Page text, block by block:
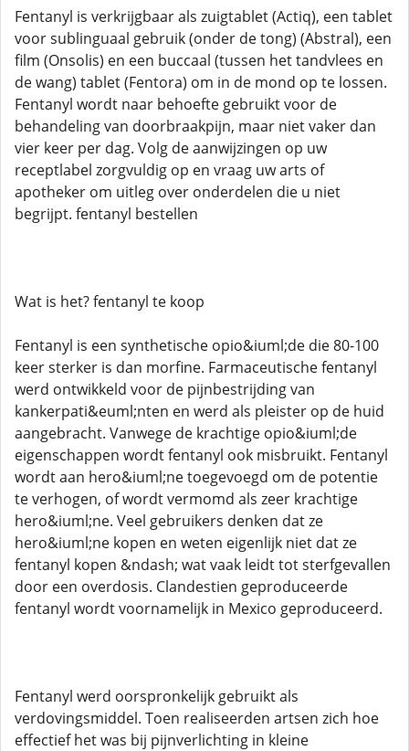
Fentanyl is verkrijgbaar als zuigtablet (Actiq), een tablet
voor sublinguaal gebruik (onder de tong) (Abstral), een
film (Onsolis) en een buccaal (tussen het tandvlees en
de wang) tablet (Fentora) om in de mond op te lossen.
Fentanyl wordt naar behoefte gebruikt voor de
behandeling van doorbraakpijn, maar niet vaker dan
vier keer per dag. Volg de aanwijzingen op uw
receptlabel zorgvuldig op en vraag uw arts of
apotheker om uitleg over onderdelen die u niet
begrijpt. fentanyl bestellen
Wat is het? fentanyl te koop
Fentanyl is een synthetische opio&iuml;de die 80-100
keer sterker is dan morfine. Farmaceutische fentanyl
werd ontwikkeld voor de pijnbestrijding van
kankerpati&euml;nten en werd als pleister op de huid
aangebracht. Vanwege de krachtige opio&iuml;de
eigenschappen wordt fentanyl ook misbruikt. Fentanyl
wordt aan hero&iuml;ne toegevoegd om de potentie
te verhogen, of wordt vermomd als zeer krachtige
hero&iuml;ne. Veel gebruikers denken dat ze
hero&iuml;ne kopen en weten eigenlijk niet dat ze
fentanyl kopen &ndash; wat vaak leidt tot sterfgevallen
door een overdosis. Clandestien geproduceerde
fentanyl wordt voornamelijk in Mexico geproduceerd.
Fentanyl werd oorspronkelijk gebruikt als
verdovingsmiddel. Toen realiseerden artsen zich hoe
effectief het was bij pijnverlichting in kleine